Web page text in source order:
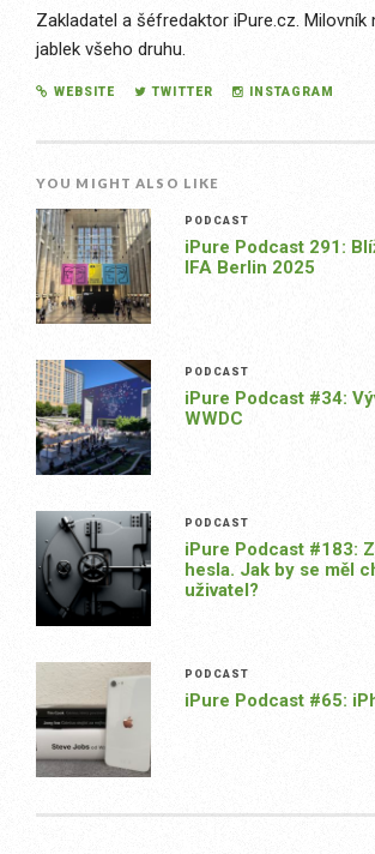
Zakladatel a šéfredaktor iPure.cz. Milovník
jablek všeho druhu.
WEBSITE TWITTER INSTAGRAM
YOU MIGHT ALSO LIKE
PODCAST
iPure Podcast 291:
IFA Berlin 2025
PODCAST
iPure Podcast #34:
WWDC
PODCAST
iPure Podcast #183:
hesla. Jak by se měl
uživatel?
PODCAST
iPure Podcast #65: